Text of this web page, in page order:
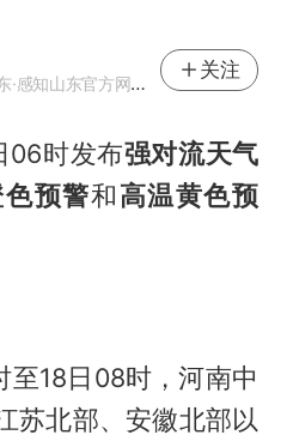
·感知山东官方网易号
关注
06时发布强对流天气
预警和高温黄色预
至18日08时，河南中
苏北部、安徽北部以